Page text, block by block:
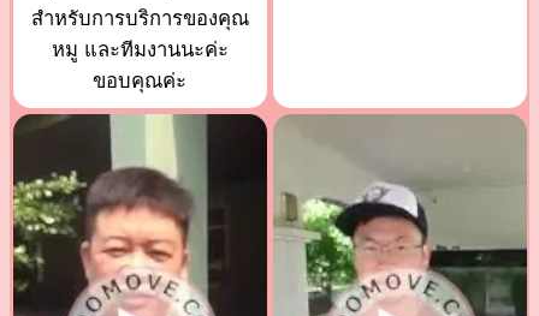
สำหรับการบริการของคุณ
หมู และทีมงานนะค่ะ
ขอบคุณค่ะ